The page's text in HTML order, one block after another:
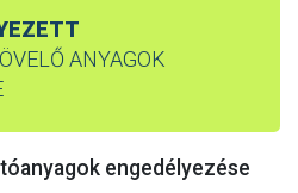
ANYAGOK
engedélyezése